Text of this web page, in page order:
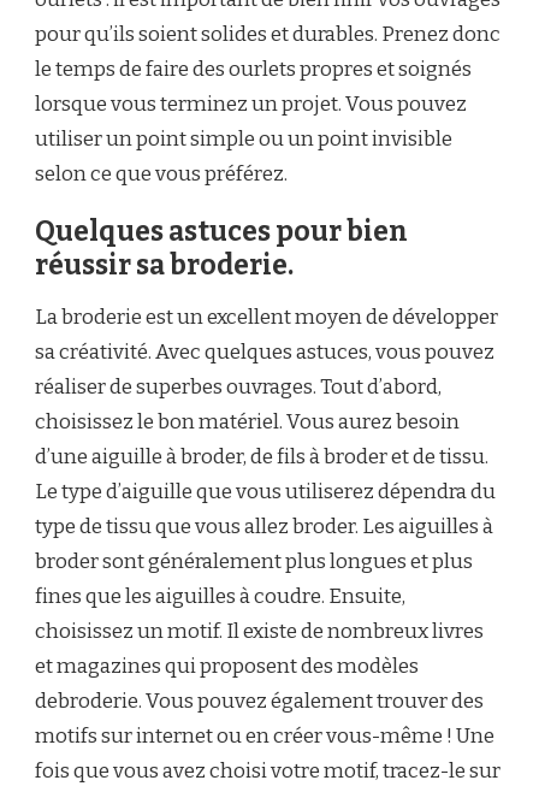
pour qu’ils soient solides et durables. Prenez donc
le temps de faire des ourlets propres et soignés
lorsque vous terminez un projet. Vous pouvez
utiliser un point simple ou un point invisible
selon ce que vous préférez.
Quelques astuces pour bien
réussir sa broderie.
La broderie est un excellent moyen de développer
sa créativité. Avec quelques astuces, vous pouvez
réaliser de superbes ouvrages. Tout d’abord,
choisissez le bon matériel. Vous aurez besoin
d’une aiguille à broder, de fils à broder et de tissu.
Le type d’aiguille que vous utiliserez dépendra du
type de tissu que vous allez broder. Les aiguilles à
broder sont généralement plus longues et plus
fines que les aiguilles à coudre. Ensuite,
choisissez un motif. Il existe de nombreux livres
et magazines qui proposent des modèles
debroderie. Vous pouvez également trouver des
motifs sur internet ou en créer vous-même ! Une
fois que vous avez choisi votre motif, tracez-le sur